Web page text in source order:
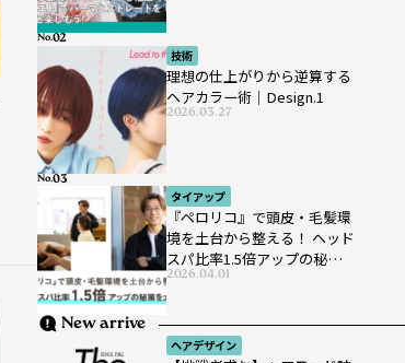
et』
技術
理想の仕上がりから逆算する
ヘアカラー術｜Design.1
2026.03.27
No.
タイアップ
『ペロリコ』で頭皮・毛髪環
境を土台から整える！ ヘッド
スパ比率1.5倍アップの秘策を
大公開
2026.04.01
No.
New arrive
ヘアデザイン